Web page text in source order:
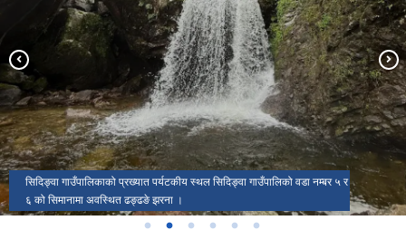
सिदिङ्वा गाउँपालिकाको प्रख्यात पर्यटकीय स्थल सिदिङ्वा गाउँपालिको वडा नम्बर ५ र
६ को सिमानामा अवस्थित ढङ्ढङे झरना ।
सिदिङ्वा गाउँपालिकाको प्रख्यात धार्मिक तथा पर्यटकीय स्थल सिदिङ्वा धाम ।